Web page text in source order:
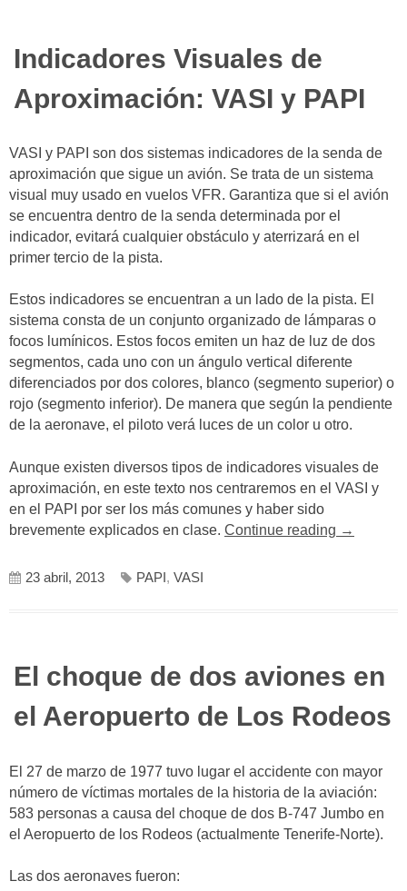
Indicadores Visuales de
Aproximación: VASI y PAPI
VASI y PAPI son dos sistemas indicadores de la senda de
aproximación que sigue un avión. Se trata de un sistema
visual muy usado en vuelos VFR. Garantiza que si el avión
se encuentra dentro de la senda determinada por el
indicador, evitará cualquier obstáculo y aterrizará en el
primer tercio de la pista.
Estos indicadores se encuentran a un lado de la pista. El
sistema consta de un conjunto organizado de lámparas o
focos lumínicos. Estos focos emiten un haz de luz de dos
segmentos, cada uno con un ángulo vertical diferente
diferenciados por dos colores, blanco (segmento superior) o
rojo (segmento inferior). De manera que según la pendiente
de la aeronave, el piloto verá luces de un color u otro.
Aunque existen diversos tipos de indicadores visuales de
aproximación, en este texto nos centraremos en el VASI y
en el PAPI por ser los más comunes y haber sido
brevemente explicados en clase. Continue reading →
23 abril, 2013 PAPI , VASI
El choque de dos aviones en
el Aeropuerto de Los Rodeos
El 27 de marzo de 1977 tuvo lugar el accidente con mayor
número de víctimas mortales de la historia de la aviación:
583 personas a causa del choque de dos B-747 Jumbo en
el Aeropuerto de los Rodeos (actualmente Tenerife-Norte).
Las dos aeronaves fueron: